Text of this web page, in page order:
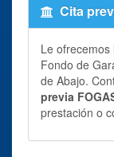
Cita
Le
Fondo de
de Abajo.
previa
prestación o